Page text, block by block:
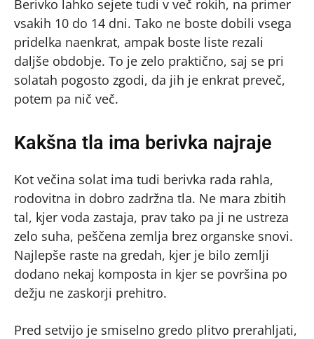
Berivko lahko sejete tudi v več rokih, na primer
vsakih 10 do 14 dni. Tako ne boste dobili vsega
pridelka naenkrat, ampak boste liste rezali
daljše obdobje. To je zelo praktično, saj se pri
solatah pogosto zgodi, da jih je enkrat preveč,
potem pa nič več.
Kakšna tla ima berivka najraje
Kot večina solat ima tudi berivka rada rahla,
rodovitna in dobro zadržna tla. Ne mara zbitih
tal, kjer voda zastaja, prav tako pa ji ne ustreza
zelo suha, peščena zemlja brez organske snovi.
Najlepše raste na gredah, kjer je bilo zemlji
dodano nekaj komposta in kjer se površina po
dežju ne zaskorji prehitro.
Pred setvijo je smiselno gredo plitvo prerahljati,